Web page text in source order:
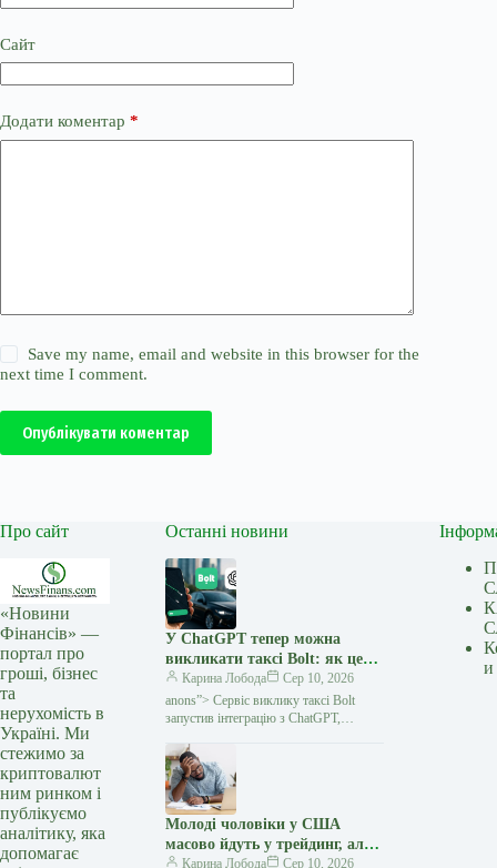
Сайт
Додати коментар *
Save my name, email and website in this browser for the
next time I comment.
Опублікувати коментар
Про сайт
«Новини
Фінансів» —
портал про
гроші, бізнес
та
нерухомість в
Україні. Ми
стежимо за
криптовалют
ним ринком і
публікуємо
аналітику, яка
допомагає
Останні новини
У ChatGPT тепер можна
викликати таксі Bolt: як це
працює — Мінфін
Карина Лобода
Сер 10, 2026
anons”> Сервіс виклику таксі Bolt
запустив інтеграцію з ChatGPT,
планувати поїздки та переглядати їхню
вартість безпосередньо в чаті зі
Молоді чоловіки у США
масово йдуть у трейдинг, але
все одно почуваються
Карина Лобода Сер 10, 2026
и